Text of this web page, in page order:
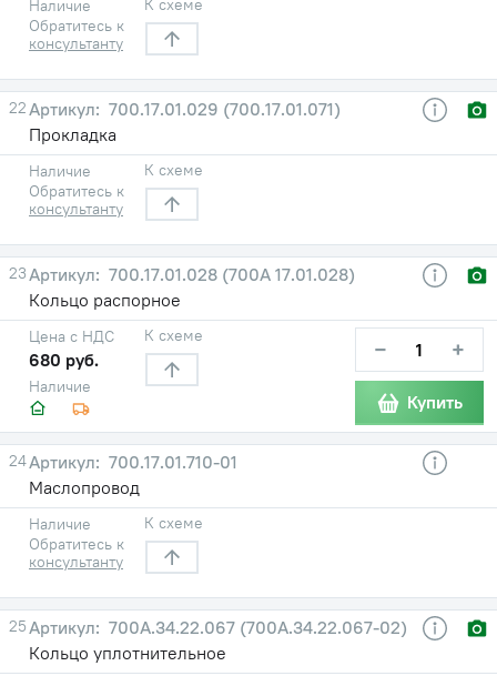
Наличие
Обратитесь к
консультанту
К схеме
22
700.17.01.029 (700.17.01.071)
Прокладка
Наличие
Обратитесь к
консультанту
К схеме
23
700.17.01.028 (700А 17.01.028)
Кольцо распорное
Наличие
Цена с НДС
680 руб.
К схеме − +
Купить
24
700.17.01.710-01
Маслопровод
Наличие
Обратитесь к
консультанту
К схеме
25
700А.34.22.067 (700А.34.22.067-02)
Кольцо уплотнительное